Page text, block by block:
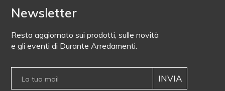
Newsletter
Resta aggiornato sui prodotti, sulle novità
e gli eventi di Durante Arredamenti.